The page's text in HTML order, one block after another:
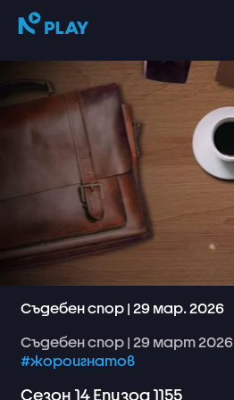
Съдебен спор | 29 мар. 2026
Съдебенспор | 29 март 2026
#жороигнатов
Сезон 14Епизод1155